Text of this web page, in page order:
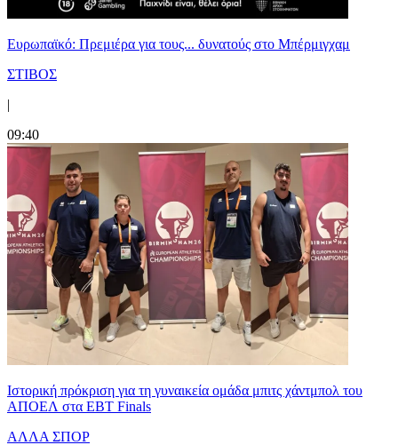
Ευρωπαϊκό: Πρεμιέρα για τους... δυνατούς στο Μπέρμιγχαμ
ΣΤΙΒΟΣ
|
09:40
Ιστορική πρόκριση για τη γυναικεία ομάδα μπιτς χάντμπολ του
ΑΠΟΕΛ στα EBT Finals
ΑΛΛΑ ΣΠΟΡ